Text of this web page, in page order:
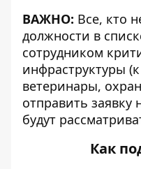
ВАЖНО: Все, кто
должности в
сотрудником
инфраструктуры
ветеринары,
отправить заявку
будут
Как